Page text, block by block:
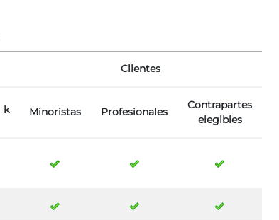
Clientes
k Minoristas Profesionales
Contrapartes
elegibles